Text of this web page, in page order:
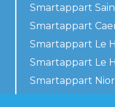
Smartappart
Smartappart
Smartappart Le
Smartappart Le
Smartappart